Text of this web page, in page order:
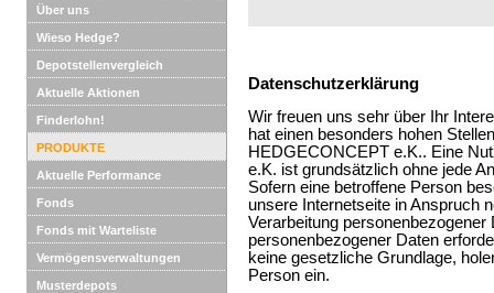
Über uns
Wieso Hedge?
Depotstellenvergleich
Aktuelle Aktionen
Finderlohn!
PRODUKTE
Aktuelle Performance
Fonds
Fonds mit Warteliste
Vermögensverwaltungen
Musterdepots
Datenschutzerklärung
Wir freuen uns sehr über Ihr
hat einen besonders hohen
HEDGECONCEPT e.K.. Eine
e.K. ist grundsätzlich ohne jede
Sofern eine betroffene Person
unsere Internetseite in Anspruch
Verarbeitung
personenbezogener Daten
keine gesetzliche Grundlage,
Person ein.